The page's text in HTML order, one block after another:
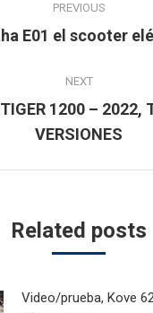
PREVIOUS
Previous
E01 el scooter
NEXT
Next
post:
1200 – 2022,
VERSIONES
Related posts
Video/prueba, Kove